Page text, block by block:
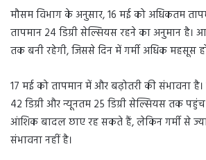
मौसम विभाग के अनुसार, 16 मई को अधिकतम
तापमान 24 डिग्री सेल्सियस रहने का अनुमान है।
तक बनी रहेगी, जिससे दिन में गर्मी अधिक महसूस
17 मई को तापमान में और बढ़ोतरी की संभावना
42 डिग्री और न्यूनतम 25 डिग्री सेल्सियस तक
आंशिक बादल छाए रह सकते हैं, लेकिन गर्मी से
संभावना नहीं है।